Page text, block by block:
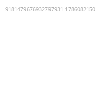
9181479676932797931 :1786082150